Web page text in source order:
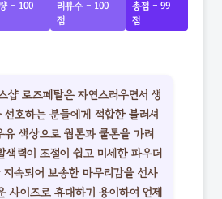
- 100
리뷰수 - 100
점
총점 - 99
점
샵 로즈페탈은 자연스러우면서 생
선호하는 분들에게 적합한 블러셔
유 색상으로 웜톤과 쿨톤을 가려
색력이 조절이 쉽고 미세한 파우더
속되어 보송한 마무리감을 선사
사이즈로 휴대하기 용이하여 언제